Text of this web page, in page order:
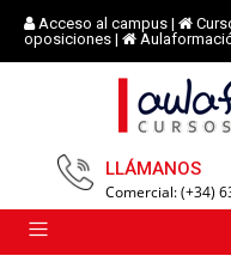
Acceso al campus |
oposiciones |
LLÁMANOS
Comercial: (+34)